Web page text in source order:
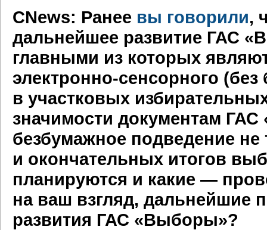
CNews: Ранее вы говорили,
дальнейшее развитие ГАС
главными из которых
электронно-сенсорного (без
в участковых
значимости документам
безбумажное подведение
и окончательных итогов
планируются и какие —
на ваш взгляд, дальнейшие
развития ГАС «Выборы»?